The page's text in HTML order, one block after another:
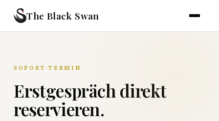
The Black Swan
SOFORT-TERMIN
Erstgespräch direkt
reservieren.